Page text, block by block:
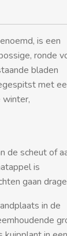
is een
ronde
bladen
met
winter,
de scheut of
is
gaan
in de